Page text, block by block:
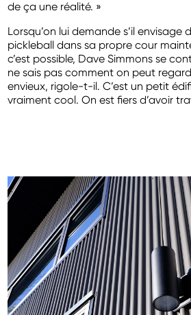
de ça une réalité. »
Lorsqu’on lui demande s’il envisage
pickleball dans sa propre cour
c’est possible, Dave Simmons se
ne sais pas comment on peut
envieux, rigole-t-il. C’est un petit
vraiment cool. On est fiers d’avoir